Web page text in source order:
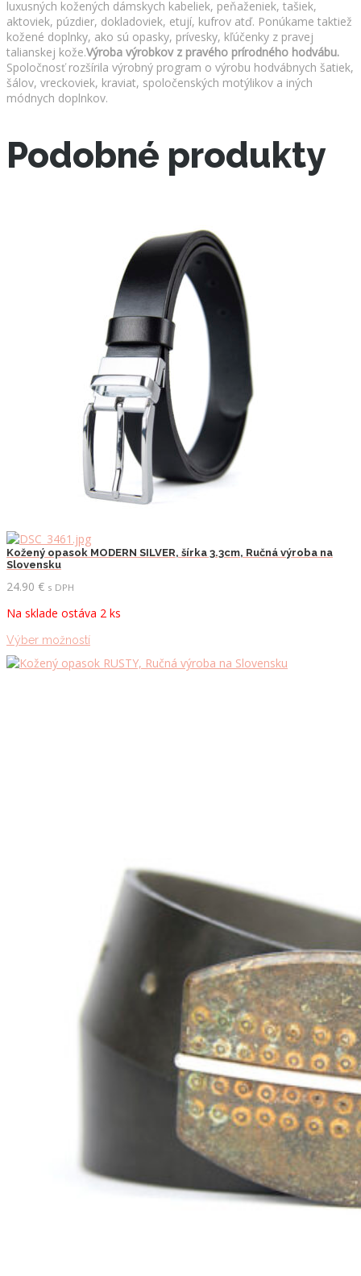
luxusných kožených dámskych kabeliek, peňaženiek, tašiek,
aktoviek, púzdier, dokladoviek, etují, kufrov atď. Ponúkame taktiež
kožené doplnky, ako sú opasky, prívesky, kľúčenky z pravej
talianskej kože.Výroba výrobkov z pravého prírodného hodvábu.
Spoločnosť rozšírila výrobný program o výrobu hodvábnych šatiek,
šálov, vreckoviek, kraviat, spoločenských motýlikov a iných
módnych doplnkov.
Podobné produkty
Kožený opasok MODERN SILVER, šírka 3.3cm, Ručná výroba na
Slovensku
24.90 € s DPH
Na sklade ostáva 2 ks
Výber možnostíTento
má